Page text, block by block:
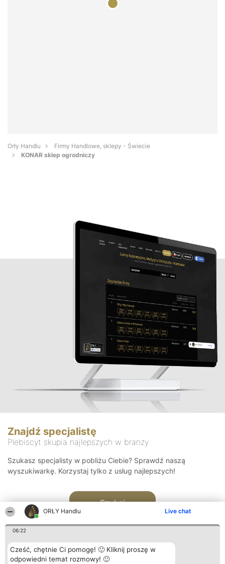
ORŁY Handlu Live chat
06:22
Cześć, chętnie Ci pomogę! 🙂 Kliknij proszę w
odpowiedni temat rozmowy! 🙂
Orły Handlu
Firmy Handlowe, sklepy - Świecie
KONAR sklep ogrodniczy
Znajdź specjalistę
Plebiscyt skupia najlepszych w branży
Szukasz specjalisty w pobliżu Ciebie? Sprawdź naszą
wyszukiwarkę. Korzystaj tylko z usług najlepszych!
Szukaj